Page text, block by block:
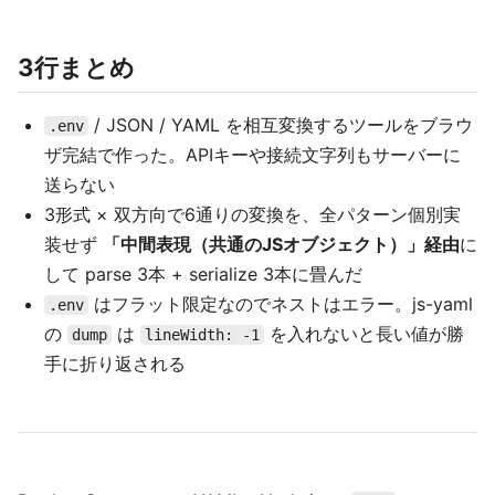
3行まとめ
.env
/ JSON / YAML を相互変換するツールをブラウ
ザ完結で作った。APIキーや接続文字列もサーバーに
送らない
3形式 × 双方向で6通りの変換を、全パターン個別実
装せず
「中間表現（共通のJSオブジェクト）」経由に
して parse 3本 + serialize 3本に畳んだ
.env
はフラット限定なのでネストはエラー。js-yaml
の
dump は lineWidth: -1
を入れないと長い値が勝
手に折り返される